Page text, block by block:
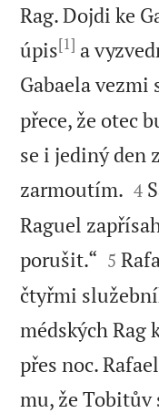
Rag. Dojdi ke
úpis[1] a
Gabaela vezmi
přece, že otec
se i jediný den
zarmoutím. 

4
Raguel
porušit.“ 

5
čtyřmi
médských Rag
přes noc.
mu, že Tobitův